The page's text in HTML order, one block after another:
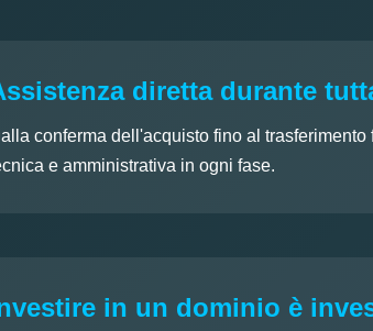
diretta durante
conferma dell'acquisto fino al
e amministrativa in ogni fase.
in un dominio è